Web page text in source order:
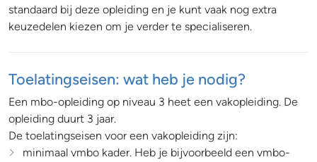
standaard bij deze opleiding en je kunt vaak nog extra
keuzedelen kiezen om je verder te specialiseren.
Toelatingseisen: wat heb je nodig?
Een mbo-opleiding op niveau 3 heet een vakopleiding. De
opleiding duurt 3 jaar.
De toelatingseisen voor een vakopleiding zijn:
minimaal vmbo kader. Heb je bijvoorbeeld een vmbo-